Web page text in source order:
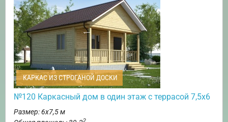
КАРКАС ИЗ СТРОГАНОЙ ДОСКИ
№120 Каркасный дом в один этаж с террасой 7,5х6
Размер: 6х7,5 м